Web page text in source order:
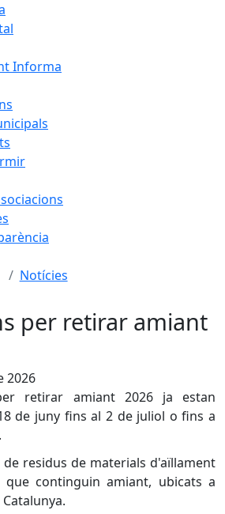
Informa
Notícies
per retirar amiant
2026
retirar amiant 2026 ja estan
de juny fins al 2 de juliol o fins a
residus de materials d'aïllament
continguin amiant, ubicats a